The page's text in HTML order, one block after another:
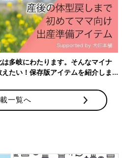
多岐にわたります。そんなマイナ
たい！保存版アイテムを紹介しま
一覧へ